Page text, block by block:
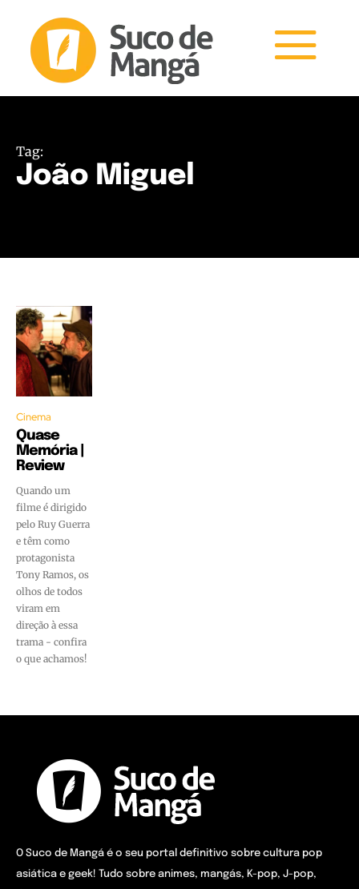
Tag:
João Miguel
Cinema
Quase
Memória |
Review
Quando um
filme é dirigido
pelo Ruy Guerra
e têm como
protagonista
Tony Ramos, os
olhos de todos
viram em
direção à essa
trama - confira
o que achamos!
O Suco de Mangá é o seu portal definitivo sobre cultura pop
asiática e geek! Tudo sobre animes, mangás, K-pop, J-pop,